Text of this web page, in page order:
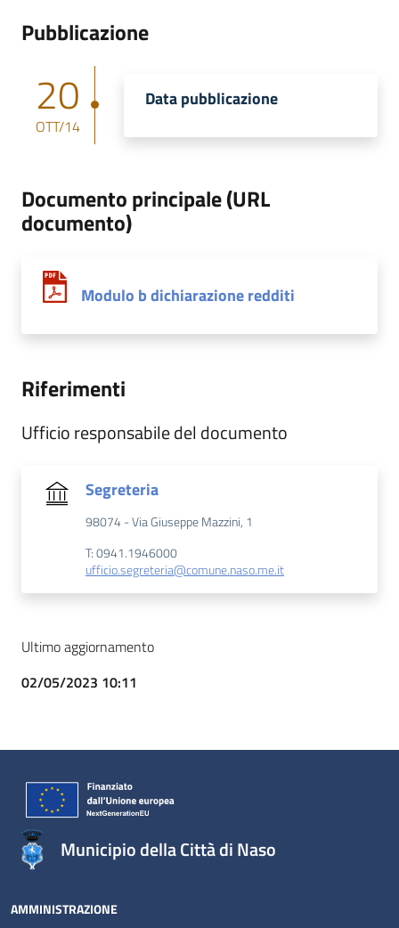
Pubblicazione
20
OTT/14
Data pubblicazione
Documento principale (URL
documento)
Modulo b dichiarazione redditi
Riferimenti
Ufficio responsabile del documento
Segreteria
98074 - Via Giuseppe Mazzini, 1
T: 0941.1946000
ufficio.segreteria@comune.naso.me.it
Ultimo aggiornamento
02/05/2023 10:11
Municipio della Città di Naso
AMMINISTRAZIONE